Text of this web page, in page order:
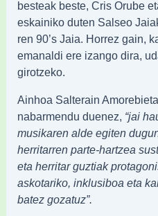
besteak beste, Cris Orube
eskainiko duten Salseo
ren 90’s Jaia. Horrez gain,
emanaldi ere izango dira,
girotzeko.
Ainhoa Salterain
nabarmendu duenez, “jai
musikaren alde egiten
herritarren parte-hartzea
eta herritar guztiak
askotariko, inklusiboa eta
batez gozatuz”.